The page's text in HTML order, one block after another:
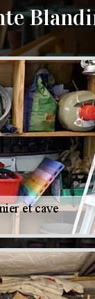
de grenier et